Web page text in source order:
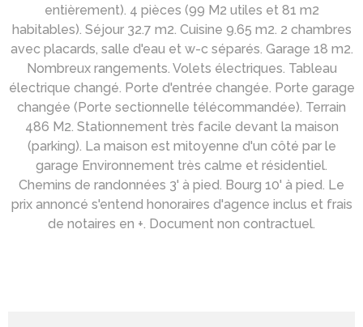
entièrement). 4 pièces (99 M2 utiles et 81 m2
habitables). Séjour 32.7 m2. Cuisine 9.65 m2. 2 chambres
avec placards, salle d'eau et w-c séparés. Garage 18 m2.
Nombreux rangements. Volets électriques. Tableau
électrique changé. Porte d'entrée changée. Porte garage
changée (Porte sectionnelle télécommandée). Terrain
486 M2. Stationnement très facile devant la maison
(parking). La maison est mitoyenne d'un côté par le
garage Environnement très calme et résidentiel.
Chemins de randonnées 3' à pied. Bourg 10' à pied. Le
prix annoncé s'entend honoraires d'agence inclus et frais
de notaires en +. Document non contractuel.